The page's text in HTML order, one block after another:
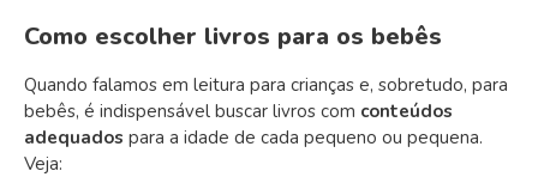
Como escolher livros para os bebês
Quando falamos em leitura para crianças e, sobretudo, para
bebês, é indispensável buscar livros com conteúdos
adequados para a idade de cada pequeno ou pequena.
Veja: